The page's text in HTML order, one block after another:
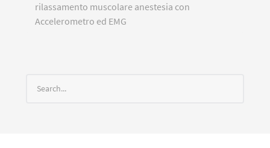
rilassamento muscolare anestesia con
Accelerometro ed EMG